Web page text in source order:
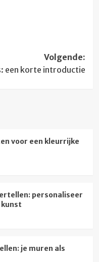
Volgende:
een korte introductie
voor een kleurrijke
personaliseer
je muren als